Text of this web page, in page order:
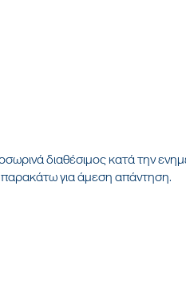
διαθέσιμος κατά την
παρακάτω για άμεση απάντηση.